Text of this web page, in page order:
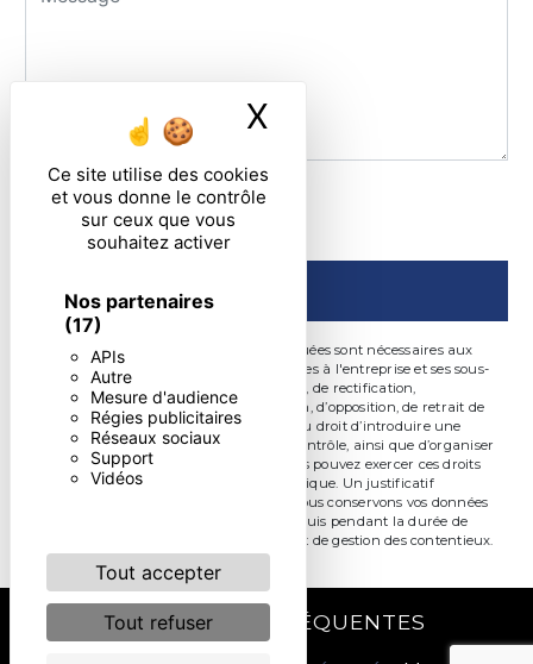
Ce site utilise des cookies
et vous donne le contrôle
sur ceux que vous
souhaitez activer
Nos partenaires
(17)
APIs
Autre
Mesure d'audience
Régies publicitaires
Réseaux sociaux
Support
Vidéos
Tout accepter
Tout refuser
X
En cochant cette case, j'accepte les conditions
particulières ci-dessous **
** Les données personnelles communiquées sont nécessaires aux
fins de vous contacter. Elles sont destinées à l'entreprise et ses sous-
traitants. Vous disposez de droits d’accès, de rectification,
d’effacement, de portabilité, de limitation, d’opposition, de retrait de
votre consentement à tout moment et du droit d’introduire une
réclamation auprès d’une autorité de contrôle, ainsi que d’organiser
le sort de vos données post-mortem. Vous pouvez exercer ces droits
par voie postale ou par courrier électronique. Un justificatif
d'identité pourra vous être demandé. Nous conservons vos données
pendant la période de prise de contact puis pendant la durée de
prescription légale aux fins probatoire et de gestion des contentieux.
RECHERCHES FRÉQUENTES